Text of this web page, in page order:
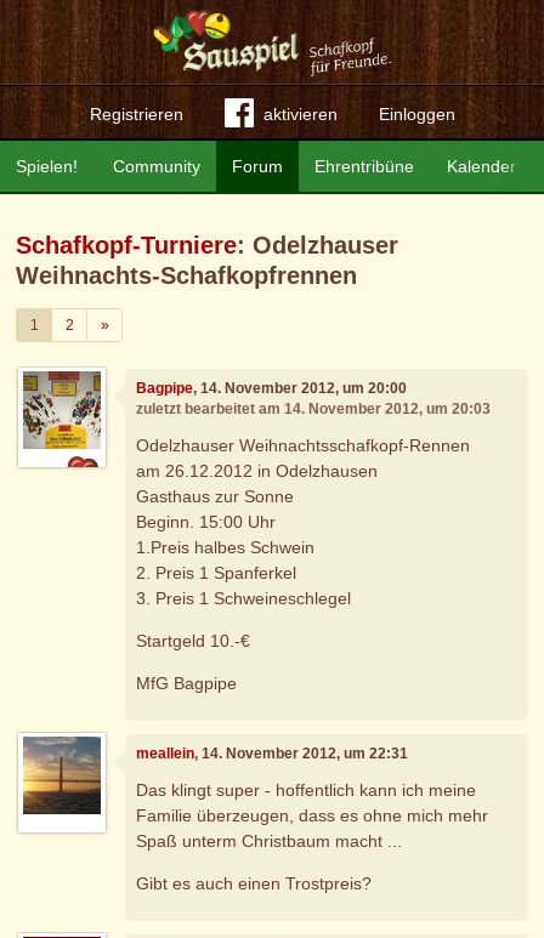
Registrieren aktivieren Einloggen
Community Forum Ehrentribüne Kalender
Spielen!
Schafkopf-Turniere: Odelzhauser
Weihnachts-Schafkopfrennen
1 2 »Weiter
Bagpipe, 14. November 2012, um 20:00
zuletzt bearbeitet am 14. November 2012, um 20:03
Odelzhauser Weihnachtsschafkopf-Rennen
am 26.12.2012 in Odelzhausen
Gasthaus zur Sonne
Beginn. 15:00 Uhr
1.Preis halbes Schwein
2. Preis 1 Spanferkel
3. Preis 1 Schweineschlegel
Startgeld 10.-€
MfG Bagpipe
meallein, 14. November 2012, um 22:31
Das klingt super - hoffentlich kann ich meine
Familie überzeugen, dass es ohne mich mehr
Spaß unterm Christbaum macht ...
Gibt es auch einen Trostpreis?